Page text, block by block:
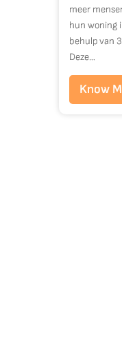
meer
hun woning
behulp van
Deze…
Know